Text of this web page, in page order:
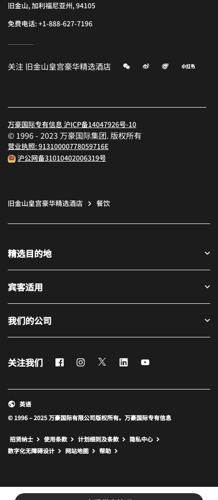
旧金山, 加利福尼亚州, 94105
免费电话:+1-888-627-7196
关注 旧金山皇宫豪华精选酒店 微信 微博 飞猪 小红书
万豪国际专有信息 沪ICP备14047926号-10
© 1996 - 2023 万豪国际集团. 版权所有
营业执照: 91310000778059716E
沪公网备31010402006319号
旧金山皇宫豪华精选酒店 餐饮
精选目的地
宾客适用
我们的公司
关注我们 FacebookInstagram
Twitter LinkedIn
© 1996 – 2025 万豪国际有限公司版权所有。万豪国际专有信息
英语
招贤纳士 使用条款 计划细则及条款
隐私中心
数字化无障碍设计
网站地图 打开新窗口
帮助